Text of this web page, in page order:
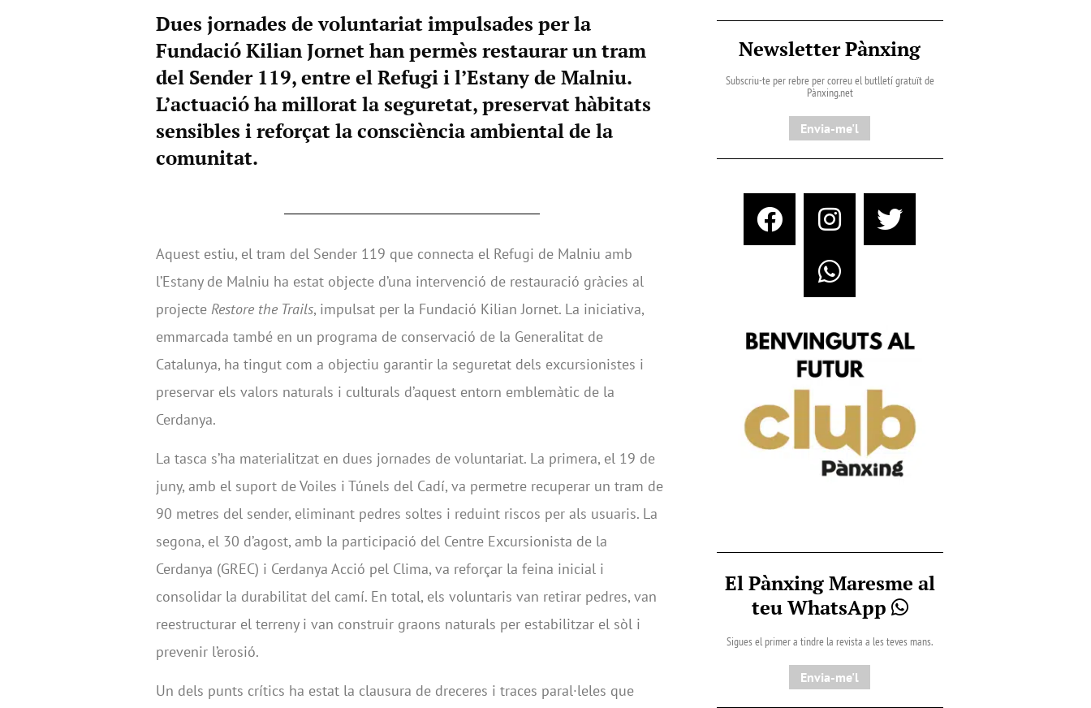
Dues jornades de voluntariat impulsades per la
Fundació Kilian Jornet han permès restaurar un tram
del Sender 119, entre el Refugi i l’Estany de Malniu.
L’actuació ha millorat la seguretat, preservat hàbitats
sensibles i reforçat la consciència ambiental de la
comunitat.
Aquest estiu, el tram del Sender 119 que connecta el Refugi de Malniu amb
l’Estany de Malniu ha estat objecte d’una intervenció de restauració gràcies al
projecte Restore the Trails, impulsat per la Fundació Kilian Jornet. La iniciativa,
emmarcada també en un programa de conservació de la Generalitat de
Catalunya, ha tingut com a objectiu garantir la seguretat dels excursionistes i
preservar els valors naturals i culturals d’aquest entorn emblemàtic de la
Cerdanya.
La tasca s’ha materialitzat en dues jornades de voluntariat. La primera, el 19 de
juny, amb el suport de Voiles i Túnels del Cadí, va permetre recuperar un tram de
90 metres del sender, eliminant pedres soltes i reduint riscos per als usuaris. La
segona, el 30 d’agost, amb la participació del Centre Excursionista de la
Cerdanya (GREC) i Cerdanya Acció pel Clima, va reforçar la feina inicial i
consolidar la durabilitat del camí. En total, els voluntaris van retirar pedres, van
reestructurar el terreny i van construir graons naturals per estabilitzar el sòl i
prevenir l’erosió.
Un dels punts crítics ha estat la clausura de dreceres i traces paral·leles que
Newsletter Pànxing
Subscriu-te per rebre per correu el butlletí gratuït de
Pànxing.net​
Envia-me'l
El Pànxing Maresme al
teu WhatsApp
Sigues el primer a tindre la revista a les teves mans.
Envia-me'l